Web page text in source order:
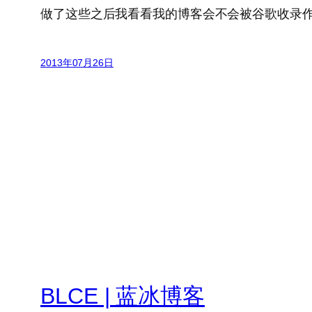
做了这些之后我看看我的博客会不会被谷歌收录
2013年07月26日
BLCE | 蓝冰博客